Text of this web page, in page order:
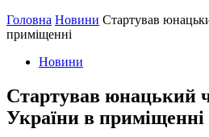
Головна Новини Стартував
приміщенні
Новини
Стартував юнацький
України в приміщенні